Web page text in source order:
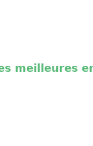
meilleures